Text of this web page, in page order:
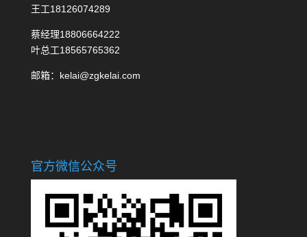
王工18126074289
蔡经理18806664222
叶总工18565765362
邮箱：kelai@zgkelai.com
官方微信公众号